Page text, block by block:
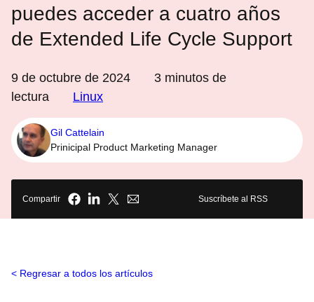
puedes acceder a cuatro años
de Extended Life Cycle Support
9 de octubre de 2024 3 minutos de
lectura
Linux
Gil Cattelain
Prinicipal Product Marketing Manager
Compartir Suscríbete al RSS
Regresar a todos los artículos